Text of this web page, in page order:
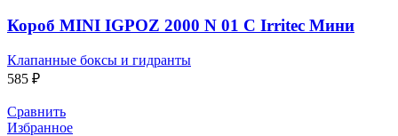
Короб MINI IGPOZ 2000 N 01 C Irritec Мини
Клапанные боксы и гидранты
585 ₽
Сравнить
Избранное